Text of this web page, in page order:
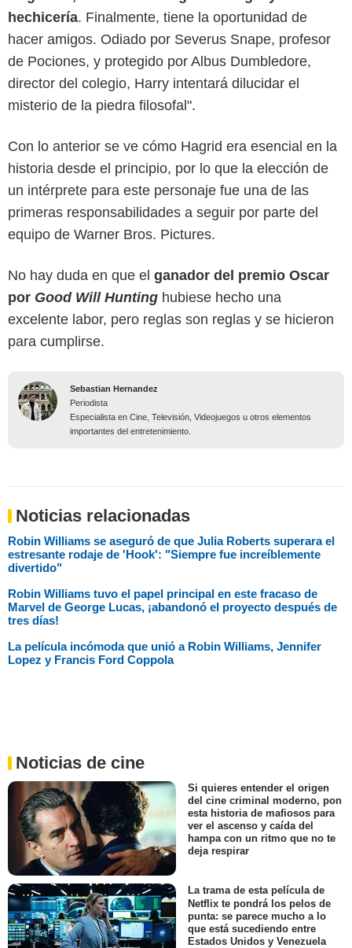
hechicería. Finalmente, tiene la oportunidad de
hacer amigos. Odiado por Severus Snape, profesor
de Pociones, y protegido por Albus Dumbledore,
director del colegio, Harry intentará dilucidar el
misterio de la piedra filosofal".
Con lo anterior se ve cómo Hagrid era esencial en la
historia desde el principio, por lo que la elección de
un intérprete para este personaje fue una de las
primeras responsabilidades a seguir por parte del
equipo de Warner Bros. Pictures.
No hay duda en que el ganador del premio Oscar
por Good Will Hunting hubiese hecho una
excelente labor, pero reglas son reglas y se hicieron
para cumplirse.
Sebastian Hernandez
Periodista
Especialista en Cine, Televisión, Videojuegos u otros elementos
importantes del entretenimiento.
Noticias relacionadas
Robin Williams se aseguró de que Julia Roberts superara el
estresante rodaje de 'Hook': "Siempre fue increíblemente
divertido"
Robin Williams tuvo el papel principal en este fracaso de
Marvel de George Lucas, ¡abandonó el proyecto después de
tres días!
La película incómoda que unió a Robin Williams, Jennifer
Lopez y Francis Ford Coppola
Noticias de cine
Si quieres entender el origen
del cine criminal moderno, pon
esta historia de mafiosos para
ver el ascenso y caída del
hampa con un ritmo que no te
deja respirar
La trama de esta película de
Netflix te pondrá los pelos de
punta: se parece mucho a lo
que está sucediendo entre
Estados Unidos y Venezuela